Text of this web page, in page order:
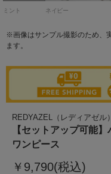
ミント ネイビー
※画像はサンプル撮影のため、
ます。
REDYAZEL（レディアゼル）
【セットアップ可能
ワンピース
￥9,790(税込)